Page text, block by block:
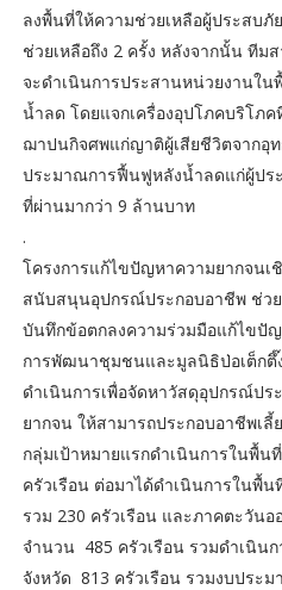
ลงพื้นที่ให้ความช่วยเหลือผู้ประสบ
ช่วยเหลือถึง 2 ครั้ง หลังจากนั้น ทีม
จะดำเนินการประสานหน่วยงานใ
น้ำลด โดยแจกเครื่องอุปโภคบริโภค
ฌาปนกิจศพแก่ญาติผู้เสียชีวิตจากอุ
ประมาณการฟื้นฟูหลังน้ำลดแก่ผู้ปร
ที่ผ่านมากว่า 9 ล้านบาท
.
โครงการแก้ไขปัญหาความยากจน
สนับสนุนอุปกรณ์ประกอบอาชีพ ช่วย
บันทึกข้อตกลงความร่วมมือแก้ไขปั
การพัฒนาชุมชนและมูลนิธิป่อเต็ก
ดำเนินการเพื่อจัดหาวัสดุอุปกรณ์ปร
ยากจน ให้สามารถประกอบอาชีพเ
กลุ่มเป้าหมายแรกดำเนินการในพื้น
ครัวเรือน ต่อมาได้ดำเนินการในพื้
รวม 230 ครัวเรือน และภาคตะวันอ
จำนวน 485 ครัวเรือน รวมดำเนิน
จังหวัด 813 ครัวเรือน รวมงบประ